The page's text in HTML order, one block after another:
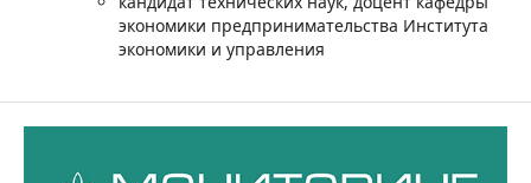
экономики предпринимательства Института
экономики и управления